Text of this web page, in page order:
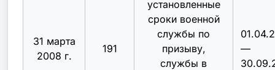
31 марта
2008 г.
191
установленные
сроки военной
службы по
призыву,
службы в
—